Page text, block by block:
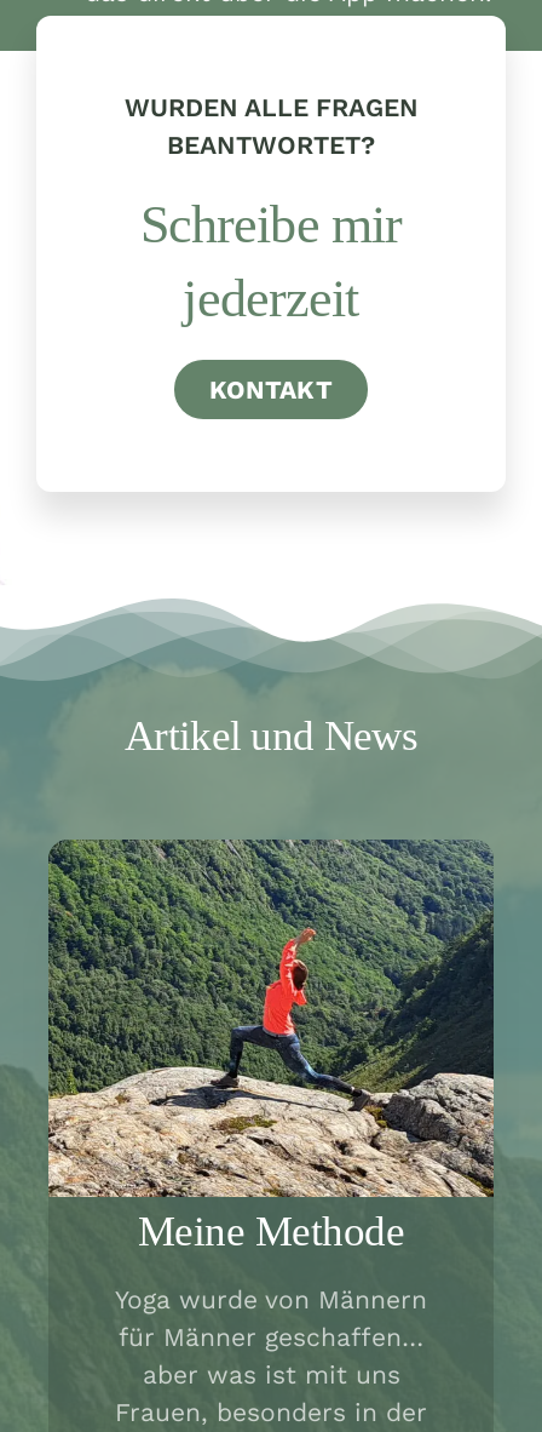
WURDEN ALLE FRAGEN
BEANTWORTET?
Schreibe mir
jederzeit
KONTAKT
Artikel und News
Meine Methode
Yoga wurde von Männern
für Männer geschaffen…
aber was ist mit uns
Frauen, besonders in der